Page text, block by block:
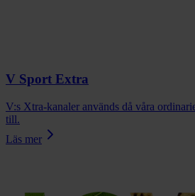
V Sport Extra
V:s Xtra-kanaler används då våra
till.
Läs mer